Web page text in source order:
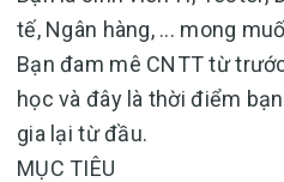
tế, Ngân hàng, ... mong
Bạn đam mê CNTT từ
học và đây là thời điểm
gia lại từ đầu.
MỤC TIÊU